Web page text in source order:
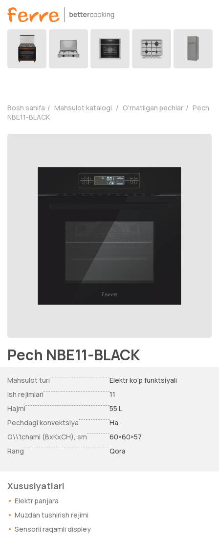
Bosh sahifa Mahsulot katalogi O'rnatilgan pechlar
Pech
NBE11-BLACK
Pech NBE11-BLACK
Mahsulot turi
Elektr ko'p funktsiyali
Ish rejimlari
11
Hajmi
55 L
Pechdagi konvektsiya
Ha
O\\'lchami (BxKxCH), sm
60×60×57
Rang
Qora
Xususiyatlari
Elektr panjara
Muzdan tushirish rejimi
Sensorli raqamli displey